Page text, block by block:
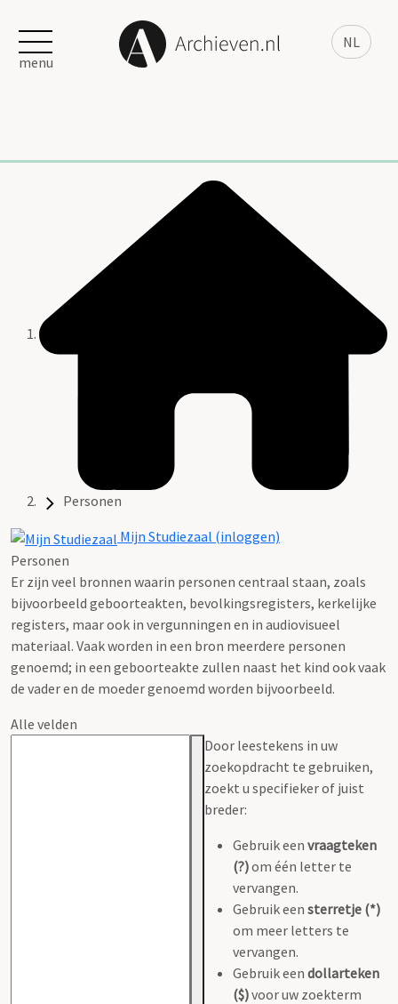
NL
menu
Personen
Mijn Studiezaal (inloggen)
Personen
Er zijn veel bronnen waarin personen centraal staan, zoals
bijvoorbeeld geboorteakten, bevolkingsregisters, kerkelijke
registers, maar ook in vergunningen en in audiovisueel
materiaal. Vaak worden in een bron meerdere personen
genoemd; in een geboorteakte zullen naast het kind ook vaak
de vader en de moeder genoemd worden bijvoorbeeld.
Alle velden
Door leestekens in uw
zoekopdracht te gebruiken,
zoekt u specifieker of juist
breder:
Gebruik een vraagteken
(?)om één letter te
vervangen.
Gebruik een sterretje (*)
om meer letters te
vervangen.
Gebruik een dollarteken
($)voor uw zoekterm